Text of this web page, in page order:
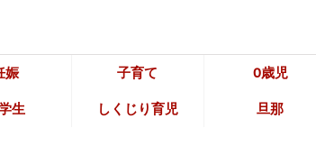
娠 子育て 0歳児
生 しくじり育児 旦那